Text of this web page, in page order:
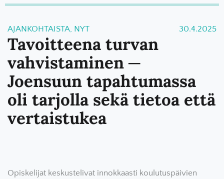
AJANKOHTAISTA, NYT 30.4.2025
Tavoitteena turvan
vahvistaminen ─
Joensuun tapahtumassa
oli tarjolla sekä tietoa että
vertaistukea
Opiskelijat keskustelivat innokkaasti koulutuspäivien